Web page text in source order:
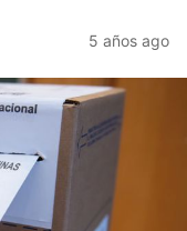
5 años ago